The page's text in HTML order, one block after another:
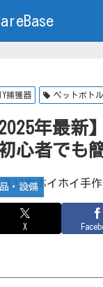
捕獲器 ペットボト
2025年最新
初心者でも
・設備
X